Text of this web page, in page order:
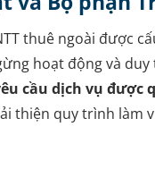
thuê ngoài được
hoạt động và
cầu dịch vụ được
thiện quy trình làm